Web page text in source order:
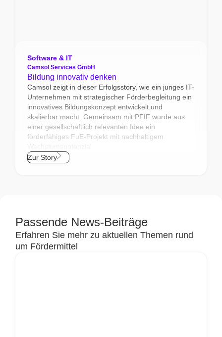
Software & IT
Camsol Services GmbH
Bildung innovativ denken
Camsol zeigt in dieser Erfolgsstory, wie ein junges IT-
Unternehmen mit strategischer Förderbegleitung ein
innovatives Bildungskonzept entwickelt und
skalierbar macht. Gemeinsam mit PFIF wurde aus
einer gesellschaftlich relevanten Idee ein
förderfähiges FuE‑Projekt mit nachhaltigem
Zur Story
Passende News-Beiträge
Erfahren Sie mehr zu aktuellen Themen rund
um Fördermittel